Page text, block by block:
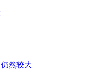
然较大